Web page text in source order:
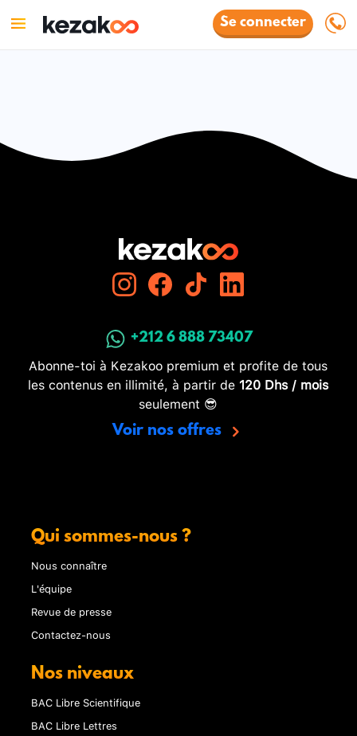
Se connecter
+212 6 888 73407
Abonne-toi à Kezakoo premium et profite de tous
les contenus en illimité, à partir de 120 Dhs / mois
seulement 😎
Voir nos offres
Qui sommes-nous ?
Nous connaître
L'équipe
Revue de presse
Contactez-nous
Nos niveaux
BAC Libre Scientifique
BAC Libre Lettres